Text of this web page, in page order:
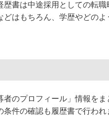
書は中途採用としての転
はもちろん、学歴やどの
のプロフィール」情報を
件の確認も履歴書で行われ